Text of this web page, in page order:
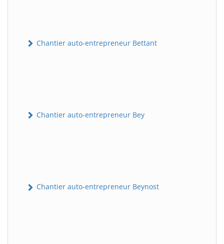
Chantier auto-entrepreneur Bettant
Chantier auto-entrepreneur Bey
Chantier auto-entrepreneur Beynost